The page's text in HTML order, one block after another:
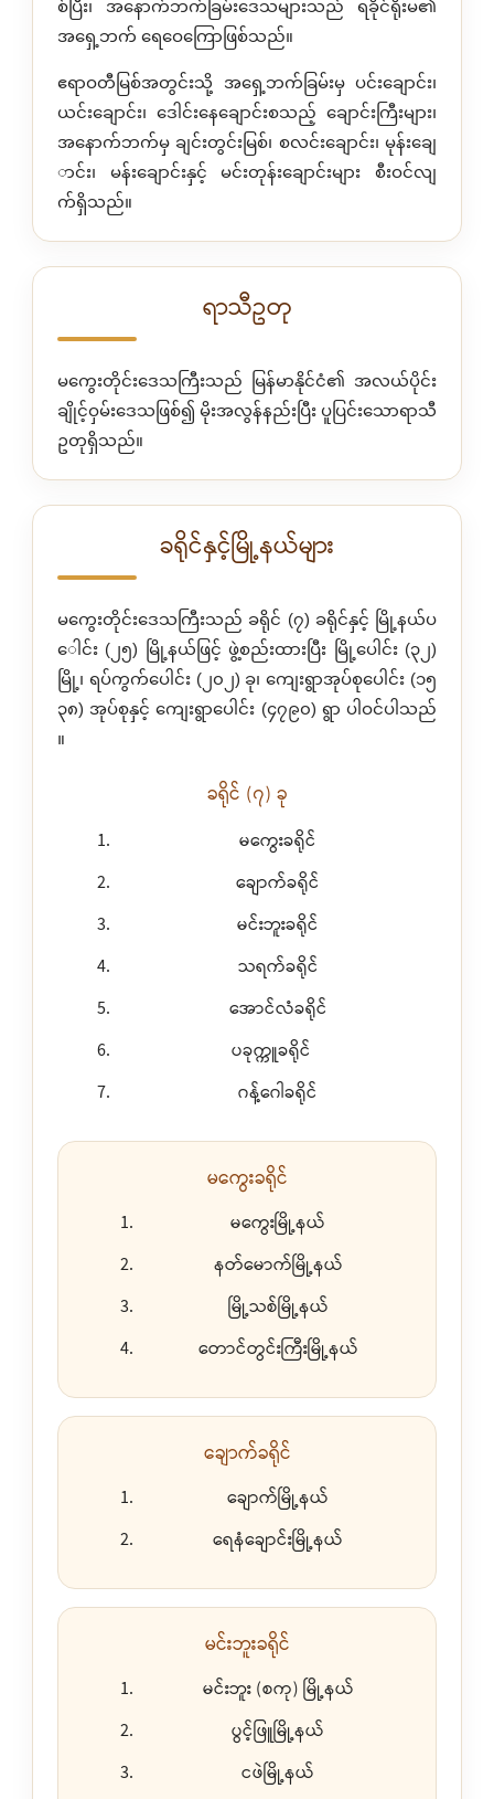
စ်ပြီး၊ အနောက်ဘက်ခြမ်းဒေသများသည် ရခိုင်ရိုးမ၏
အရှေ့ဘက် ရေဝေကြောဖြစ်သည်။
ဧရာဝတီမြစ်အတွင်းသို့ အရှေ့ဘက်ခြမ်းမှ ပင်းချောင်း၊
ယင်းချောင်း၊ ဒေါင်းနေချောင်းစသည့် ချောင်းကြီးများ၊
အနောက်ဘက်မှ ချင်းတွင်းမြစ်၊ စလင်းချောင်း၊ မုန်းချေ
ာင်း၊ မန်းချောင်းနှင့် မင်းတုန်းချောင်းများ စီးဝင်လျ
က်ရှိသည်။
ရာသီဥတု
မကွေးတိုင်းဒေသကြီးသည် မြန်မာနိုင်ငံ၏ အလယ်ပိုင်း
ချိုင့်ဝှမ်းဒေသဖြစ်၍ မိုးအလွန်နည်းပြီး ပူပြင်းသောရာသီ
ဥတုရှိသည်။
ခရိုင်နှင့်မြို့နယ်များ
မကွေးတိုင်းဒေသကြီးသည် ခရိုင် (၇) ခရိုင်နှင့် မြို့နယ်ပ
ေါင်း (၂၅) မြို့နယ်ဖြင့် ဖွဲ့စည်းထားပြီး မြို့ပေါင်း (၃၂)
မြို့၊ ရပ်ကွက်ပေါင်း (၂၀၂) ခု၊ ကျေးရွာအုပ်စုပေါင်း (၁၅
၃၈) အုပ်စုနှင့် ကျေးရွာပေါင်း (၄၇၉၀) ရွာ ပါဝင်ပါသည်
။
ခရိုင် (၇) ခု
မကွေးခရိုင်
ချောက်ခရိုင်
မင်းဘူးခရိုင်
သရက်ခရိုင်
အောင်လံခရိုင်
ပခုက္ကူခရိုင်
ဂန့်ဂေါခရိုင်
မကွေးခရိုင်
မကွေးမြို့နယ်
နတ်မောက်မြို့နယ်
မြို့သစ်မြို့နယ်
တောင်တွင်းကြီးမြို့နယ်
ချောက်ခရိုင်
ချောက်မြို့နယ်
ရေနံချောင်းမြို့နယ်
မင်းဘူးခရိုင်
မင်းဘူး (စကု) မြို့နယ်
ပွင့်ဖြူမြို့နယ်
ငဖဲမြို့နယ်